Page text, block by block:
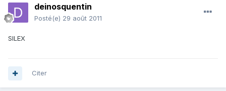
deinosquentin
Posté(e) 29 août 2011
SILEX
Citer